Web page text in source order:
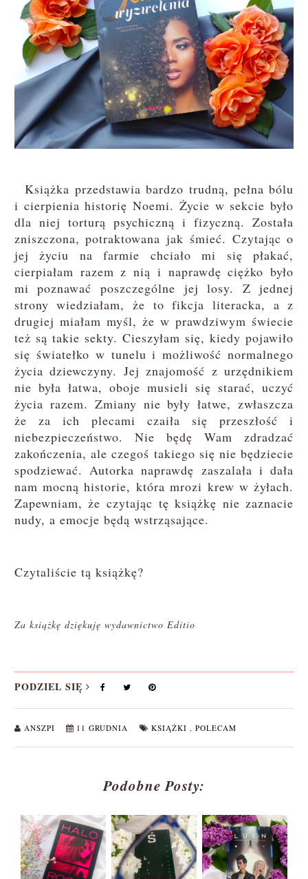
Książka przedstawia bardzo trudną, pełna bólu
i cierpienia historię Noemi. Życie w sekcie było
dla niej torturą psychiczną i fizyczną. Została
zniszczona, potraktowana jak śmieć. Czytając o
jej życiu na farmie chciało mi się płakać,
cierpiałam razem z nią i naprawdę ciężko było
mi poznawać poszczególne jej losy. Z jednej
strony wiedziałam, że to fikcja literacka, a z
drugiej miałam myśl, że w prawdziwym świecie
też są takie sekty. Cieszyłam się, kiedy pojawiło
się światełko w tunelu i możliwość normalnego
życia dziewczyny. Jej znajomość z urzędnikiem
nie była łatwa, oboje musieli się starać, uczyć
życia razem. Zmiany nie były łatwe, zwłaszcza
że za ich plecami czaiła się przeszłość i
niebezpieczeństwo. Nie będę Wam zdradzać
zakończenia, ale czegoś takiego się nie będziecie
spodziewać. Autorka naprawdę zaszalała i dała
nam mocną historie, która mrozi krew w żyłach.
Zapewniam, że czytając tę książkę nie zaznacie
nudy, a emocje będą wstrząsające.
Czytaliście tą książkę?
Za książkę dziękuję wydawnictwo Editio
PODZIEL SIĘ
ANSZPI 11 GRUDNIA KSIĄŻKI , POLECAM
Podobne Posty: